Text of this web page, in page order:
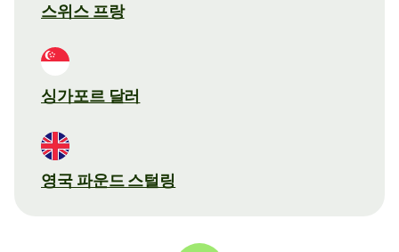
스위스 프랑
싱가포르 달러
영국 파운드 스털링